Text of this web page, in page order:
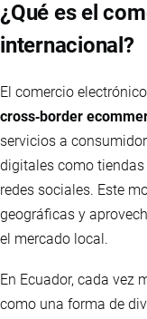
¿Qué es el
internacional?
El comercio
cross‑border
servicios a
digitales como
redes sociales. Este
geográficas y
el mercado local.
En Ecuador, cada vez
como una forma de